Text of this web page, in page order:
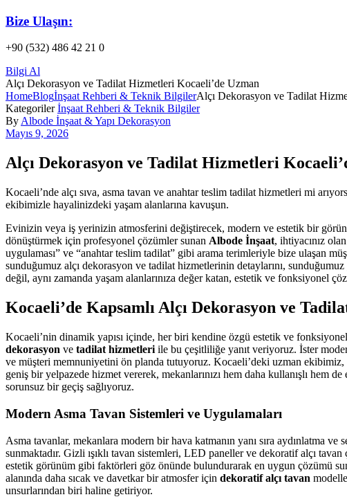
Bize Ulaşın:
+90 (532) 486 42 21 0
Bilgi Al
Alçı Dekorasyon ve Tadilat Hizmetleri Kocaeli’de Uzman
HomeBlogİnşaat Rehberi & Teknik BilgilerAlçı Dekorasyon ve Tadilat
Kategoriler İnşaat Rehberi & Teknik Bilgiler
ByAlbode İnşaat & Yapı Dekorasyon
Mayıs 9, 2026
Alçı Dekorasyon ve Tadilat Hizmetleri
Kocaeli’nde alçı sıva, asma tavan ve anahtar teslim tadilat hizmetleri mi
ekibimizle hayalinizdeki yaşam alanlarına kavuşun.
Evinizin veya iş yerinizin atmosferini değiştirecek, modern ve estetik bir
dönüştürmek için profesyonel çözümler sunan Albode İnşaat, ihtiyacınız
uygulaması” ve “anahtar teslim tadilat” gibi arama terimleriyle bize ulaşan
sunduğumuz alçı dekorasyon ve tadilat hizmetlerinin detaylarını,
değil, aynı zamanda yaşam alanlarınıza değer katan, estetik ve fonksiyonel
Kocaeli’de Kapsamlı Alçı Dekorasyon ve
Kocaeli’nin dinamik yapısı içinde, her biri kendine özgü estetik ve
dekorasyon ve tadilat hizmetleri ile bu çeşitliliğe yanıt veriyoruz. İster
ve müşteri memnuniyetini ön planda tutuyoruz. Kocaeli’deki uzman ekibimiz,
geniş bir yelpazede hizmet vererek, mekanlarınızı hem daha kullanışlı
sorunsuz bir geçiş sağlıyoruz.
Modern Asma Tavan Sistemleri ve Uygulamaları
Asma tavanlar, mekanlara modern bir hava katmanın yanı sıra aydınlatma
sunmaktadır. Gizli ışıklı tavan sistemleri, LED paneller ve dekoratif alçı
estetik görünüm gibi faktörleri göz önünde bulundurarak en uygun çözümü
alanında daha sıcak ve davetkar bir atmosfer için dekoratif alçı tavan
unsurlarından biri haline getiriyor.